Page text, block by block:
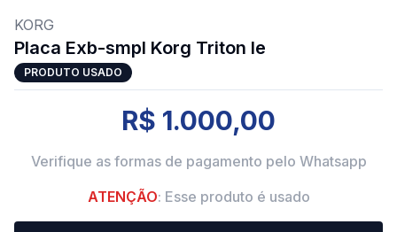
KORG
Placa Exb-smpl Korg Triton le
PRODUTO USADO
R$ 1.000,00
Verifique as formas de pagamento pelo Whatsapp
ATENÇÃO: Esse produto é usado